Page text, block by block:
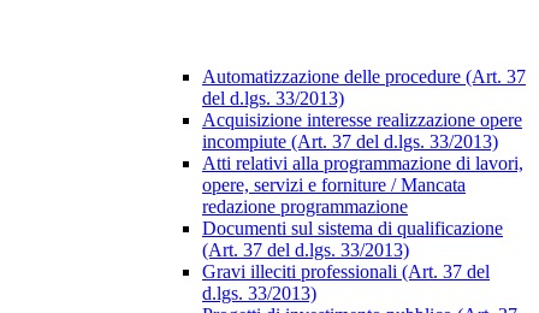
Automatizzazione delle procedure (Art. 37
del d.lgs. 33/2013)
Acquisizione interesse realizzazione opere
incompiute (Art. 37 del d.lgs. 33/2013)
Atti relativi alla programmazione di lavori,
opere, servizi e forniture / Mancata
redazione programmazione
Documenti sul sistema di qualificazione
(Art. 37 del d.lgs. 33/2013)
Gravi illeciti professionali (Art. 37 del
d.lgs. 33/2013)